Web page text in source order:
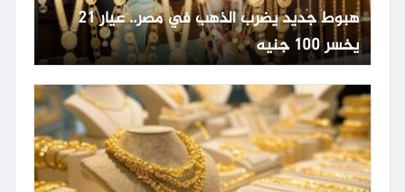
هبوط جديد يضرب الذهب في مصر.. عيار 21
يخسر 100 جنيه